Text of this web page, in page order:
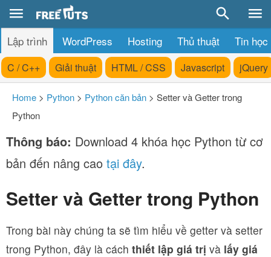
Lập trình WordPress Hosting Thủ thuật Tin học
C / C++ Giải thuật HTML / CSS Javascript jQuery
Home > Python > Python căn bản > Setter và Getter trong
Python
Thông báo: Download 4 khóa học Python từ cơ
bản đến nâng cao tại đây.
Setter và Getter trong Python
Trong bài này chúng ta sẽ tìm hiểu về getter và setter
trong Python, đây là cách thiết lập giá trị và lấy giá